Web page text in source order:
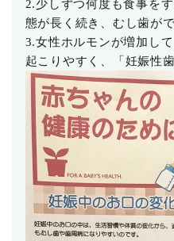
2.少しずつ何度も食事を
態が長く続き、むし歯が
3.女性ホルモンが増加し
起こりやすく、「妊娠性